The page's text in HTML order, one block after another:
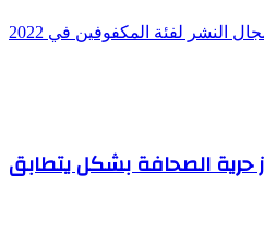
خصصنا برنامجا طموحا في مجال النشر لفئة المكفوفين في 2022
حرية الصحافة بشكل يتطابق